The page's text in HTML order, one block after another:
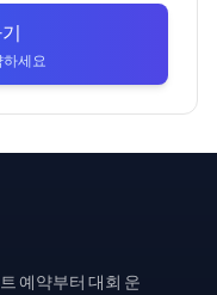
하세요
예약부터 대회 운